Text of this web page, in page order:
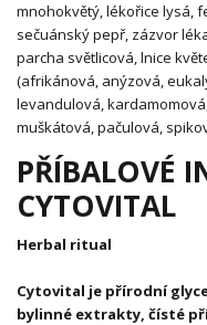
mnohokvětý, lékořice lysá,
sečuánský pepř, zázvor
parcha světlicová, lnice
(afrikánová, anýzová,
levandulová,
muškátová, pačulová,
PŘÍBALOVÉ
CYTOVITAL
Herbal ritual
Cytovital je přírodní
bylinné extrakty, čísté